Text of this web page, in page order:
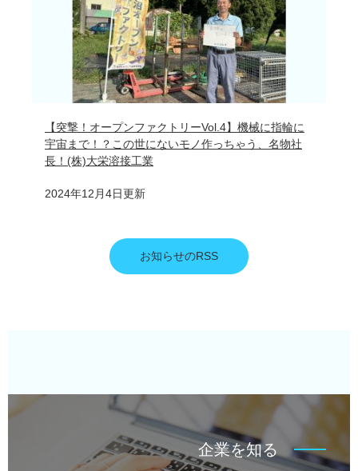
【突撃！オープンファクトリーVol.4】機械に指輪に
宇宙まで！？この世にないモノ作っちゃう、名物社
長！(株)大栄溶接工業
2024年12月4日更新
お知らせのRSS
企業を知る